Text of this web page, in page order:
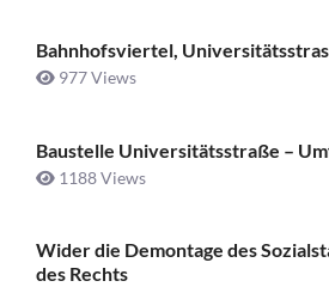
Bahnhofsviertel,
977 Views
Baustelle Universitätsstraße ­–
1188 Views
Wider die Demontage des
des Rechts